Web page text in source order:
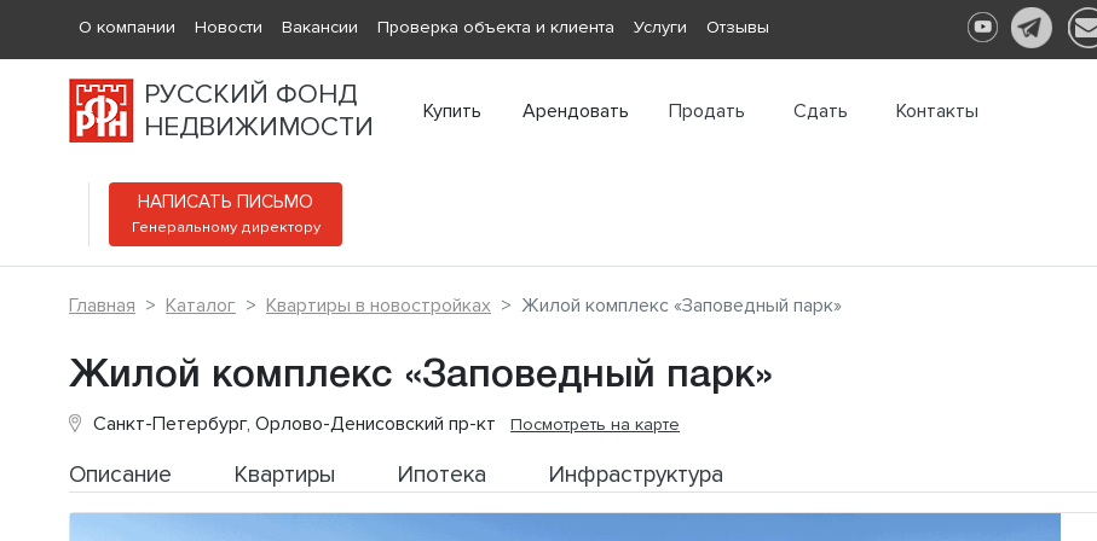
О компании Новости Вакансии Проверка объекта и клиента Услуги Отзывы
РУССКИЙ ФОНД
НЕДВИЖИМОСТИ
Купить Арендовать Продать Сдать Контакты
НАПИСАТЬ ПИСЬМО
Генеральному директору
Главная Каталог Квартиры в новостройках Жилой комплекс «Заповедный парк»
Жилой комплекс «Заповедный парк»
Санкт-Петербург, Орлово-Денисовский пр-кт Посмотреть на карте
Описание Квартиры Ипотека Инфраструктура